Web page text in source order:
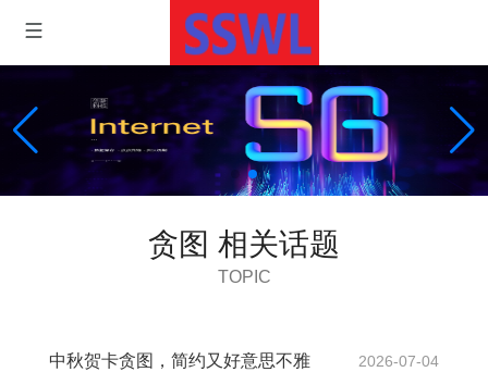
贪图 相关话题
TOPIC
中秋贺卡贪图，简约又好意思不雅 2026-07-04